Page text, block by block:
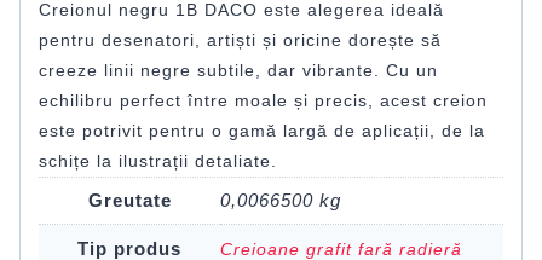
Creionul negru 1B DACO este alegerea ideală
pentru desenatori, artiști și oricine dorește să
creeze linii negre subtile, dar vibrante. Cu un
echilibru perfect între moale și precis, acest creion
este potrivit pentru o gamă largă de aplicații, de la
schițe la ilustrații detaliate.
Greutate 0,0066500 kg
Tip produs Creioane grafit fară radieră